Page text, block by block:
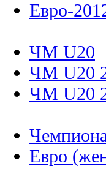
Евро-
ЧМ U20
ЧМ U20
ЧМ U20
Евро